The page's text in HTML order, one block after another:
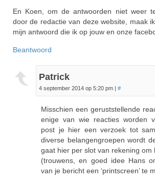
En Koen, om de antwoorden niet weer
door de redactie van deze website, maak
mijn antwoord die ik op jouw en onze
Beantwoord
Patrick
4 september 2014 op 5:20 pm | #
Misschien een geruststellende
enige van wie reacties worden
post je hier een verzoek tot
diverse belangengroepen wordt
gaat hier per slot van rekening om
(trouwens, en goed idee Hans
van je bericht een ‘printscreen’ te